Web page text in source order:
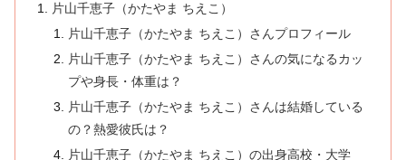
片山千恵子（かたやま ちえこ）
片山千恵子（かたやま ちえこ）さんプロフィール
片山千恵子（かたやま ちえこ）さんの気になるカッ
プや身長・体重は？
片山千恵子（かたやま ちえこ）さんは結婚している
の？熱愛彼氏は？
片山千恵子（かたやま ちえこ）の出身高校・大学